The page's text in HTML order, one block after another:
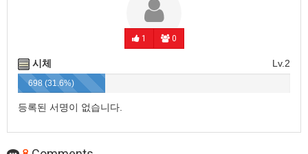
1 0
Lv.2
시체
698 (31.6%)
등록된 서명이 없습니다.